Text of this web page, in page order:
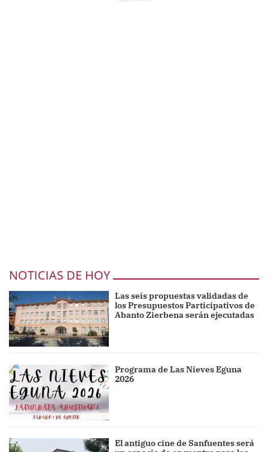
NOTICIAS DE HOY
Las seis propuestas validadas de
los Presupuestos Participativos de
Abanto Zierbena serán ejecutadas
Programa de Las Nieves Eguna
2026
El antiguo cine de Sanfuentes será